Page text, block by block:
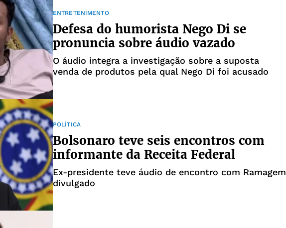
ENTRETENIMENTO
Defesa do humorista Nego Di se
pronuncia sobre áudio vazado
O áudio integra a investigação sobre a suposta
venda de produtos pela qual Nego Di foi acusado
POLÍTICA
Bolsonaro teve seis encontros com
informante da Receita Federal
Ex-presidente teve áudio de encontro com Ramagem
divulgado